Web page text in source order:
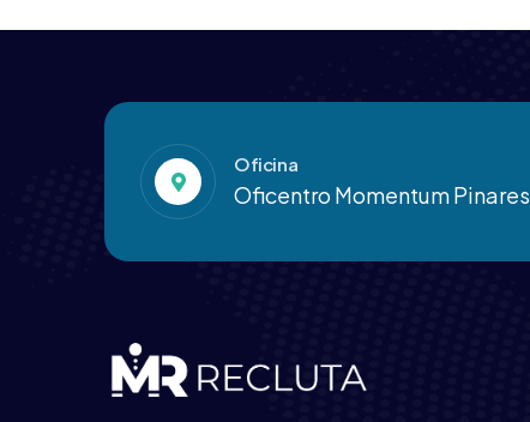
Oficina
Oficentro Momentum Pinares